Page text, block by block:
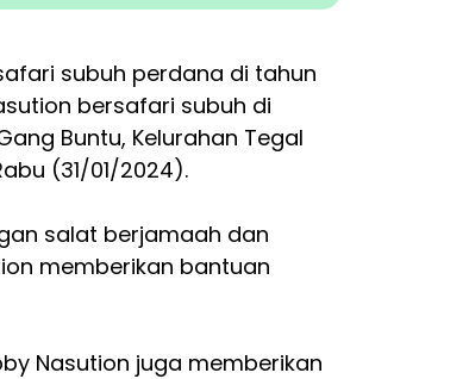
subuh perdana di tahun
bersafari subuh di
Buntu, Kelurahan Tegal
(31/01/2024).
salat berjamaah dan
memberikan bantuan
Nasution juga memberikan